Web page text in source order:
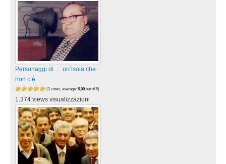
Personaggi di … un’isola che
non c’è
(1 votes, average: 5,00 out of 5)
1.374 views visualizzazioni